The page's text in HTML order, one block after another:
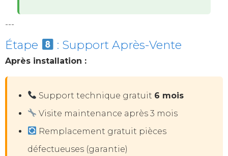
---
Étape : Support Après-Vente
Après installation :
Support technique gratuit 6 mois
Visite maintenance après 3 mois
Remplacement gratuit pièces
défectueuses (garantie)